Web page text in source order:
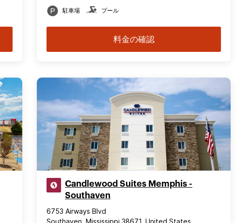
駐車場 プール
料金の確認
Candlewood Suites Memphis -
Southaven
6753 Airways Blvd
Southaven, Mississippi 38671, United States